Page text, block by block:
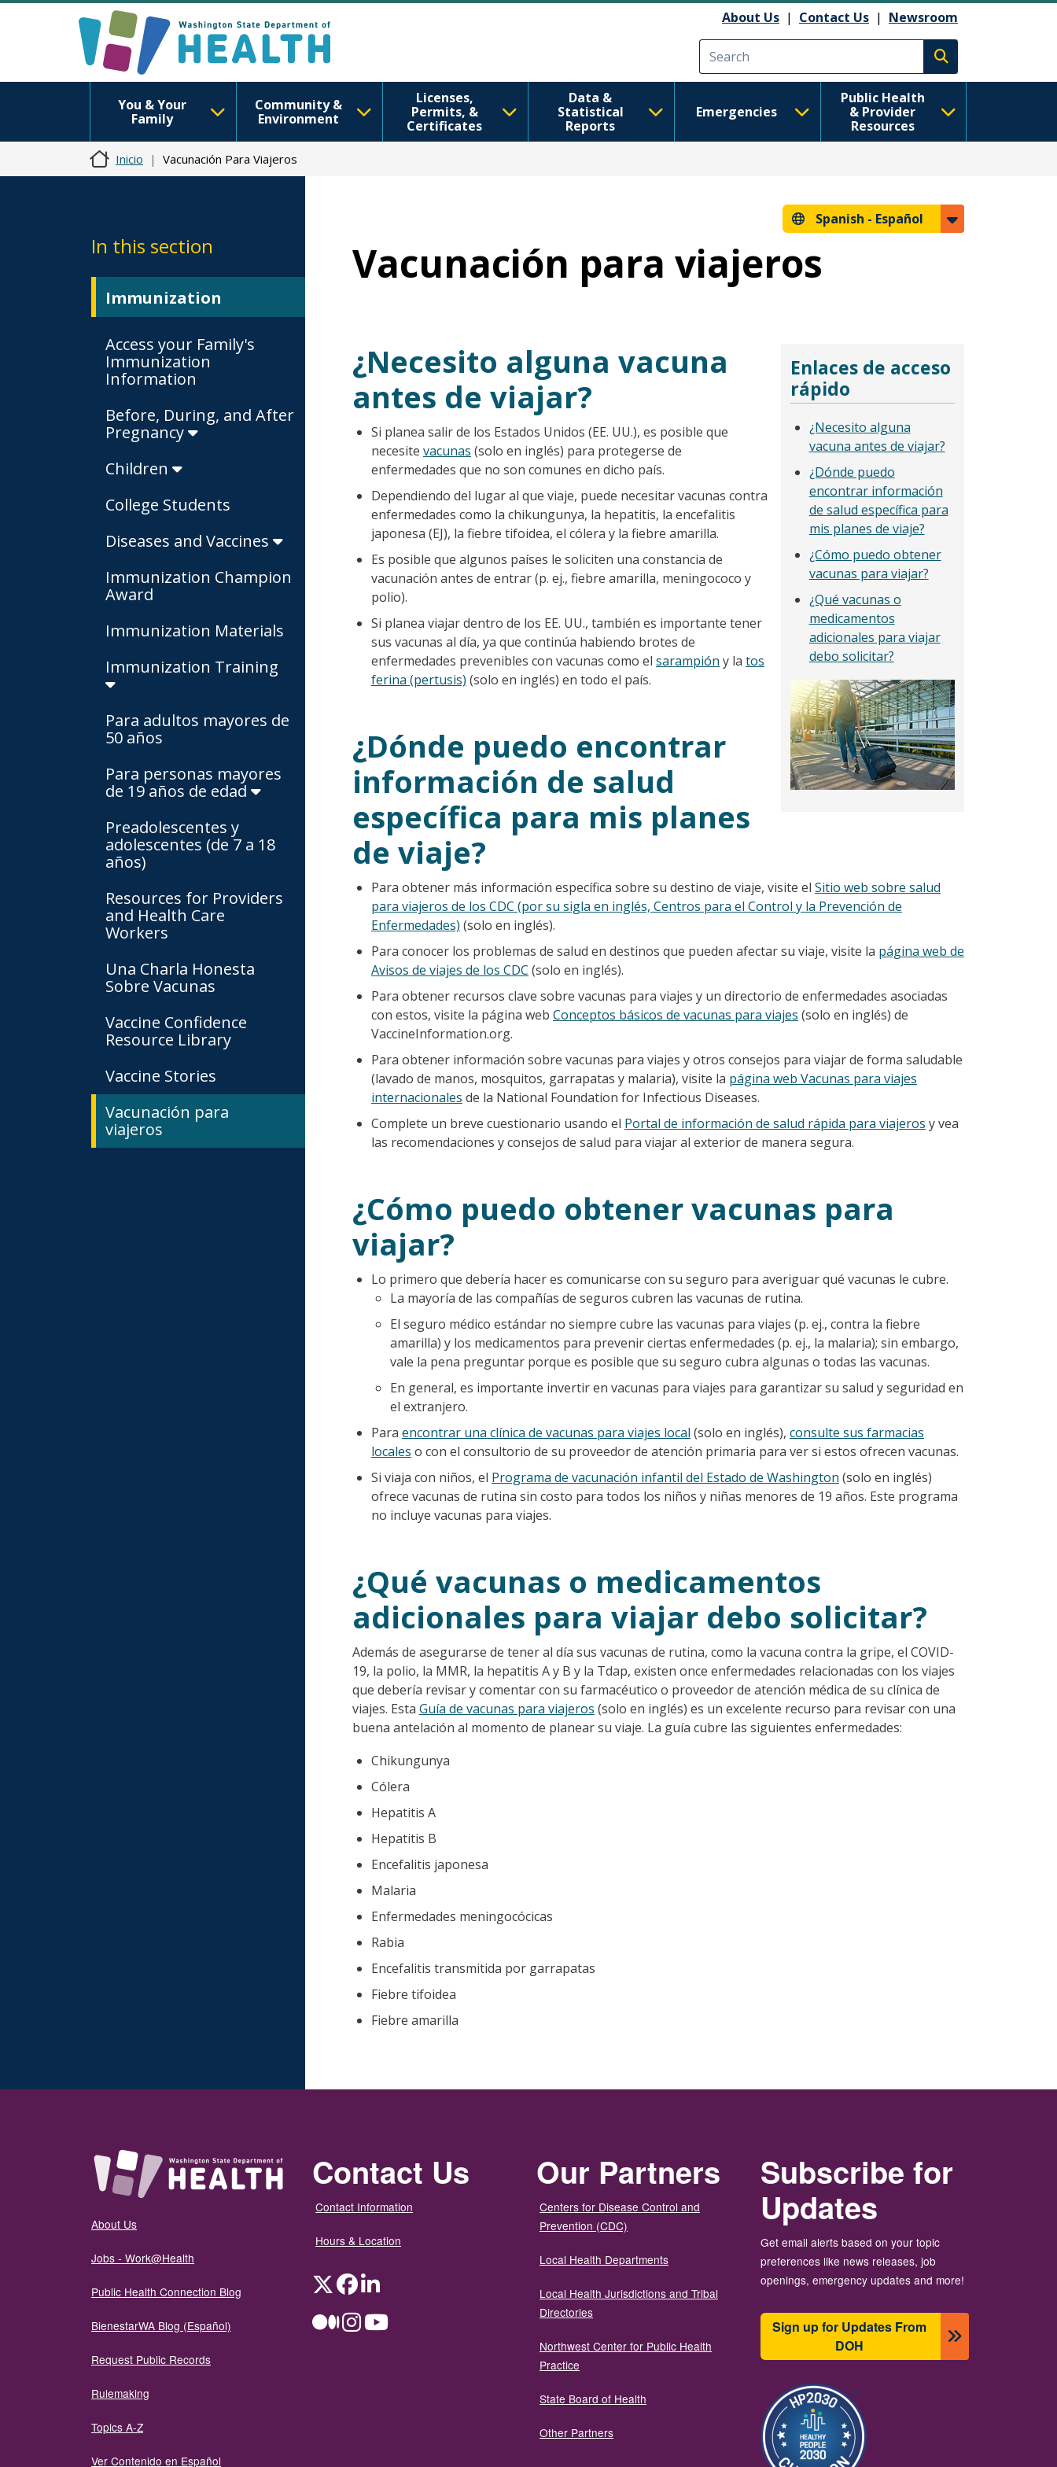
About Us | Contact Us | Newsroom
Execute search
You & Your
Family
Community &
Environment
Licenses,
Permits, &
Certificates
Data &
Statistical
Reports
Emergencies
Public Health
& Provider
Resources
Inicio Vacunación Para Viajeros
In this section
Immunization
Access your Family's
Immunization
Information
Before, During, and After
Pregnancy
Children
College Students
Diseases and Vaccines
Immunization Champion
Award
Immunization Materials
Immunization Training
Para adultos mayores de
50 años
Para personas mayores
de 19 años de edad
Preadolescentes y
adolescentes (de 7 a 18
años)
Resources for Providers
and Health Care
Workers
Una Charla Honesta
Sobre Vacunas
Vaccine Confidence
Resource Library
Vaccine Stories
Vacunación para
viajeros
Spanish - Español
Vacunación para viajeros
Enlaces de acceso
rápido
¿Necesito alguna
vacuna antes de viajar?
¿Dónde puedo
encontrar información
de salud específica para
mis planes de viaje?
¿Cómo puedo obtener
vacunas para viajar?
¿Qué vacunas o
medicamentos
adicionales para viajar
debo solicitar?
¿Necesito alguna vacuna
antes de viajar?
Si planea salir de los Estados Unidos (EE. UU.), es posible que
necesite vacunas (solo en inglés) para protegerse de
enfermedades que no son comunes en dicho país.
Dependiendo del lugar al que viaje, puede necesitar vacunas contra
enfermedades como la chikungunya, la hepatitis, la encefalitis
japonesa (EJ), la fiebre tifoidea, el cólera y la fiebre amarilla.
Es posible que algunos países le soliciten una constancia de
vacunación antes de entrar (p. ej., fiebre amarilla, meningococo y
polio).
Si planea viajar dentro de los EE. UU., también es importante tener
sus vacunas al día, ya que continúa habiendo brotes de
enfermedades prevenibles con vacunas como el sarampión y la tos
ferina (pertusis) (solo en inglés) en todo el país.
¿Dónde puedo encontrar
información de salud
específica para mis planes
de viaje?
Para obtener más información específica sobre su destino de viaje, visite el Sitio web sobre salud
para viajeros de los CDC (por su sigla en inglés, Centros para el Control y la Prevención de
Enfermedades) (solo en inglés).
Para conocer los problemas de salud en destinos que pueden afectar su viaje, visite la página web de
Avisos de viajes de los CDC (solo en inglés).
Para obtener recursos clave sobre vacunas para viajes y un directorio de enfermedades asociadas
con estos, visite la página web Conceptos básicos de vacunas para viajes (solo en inglés) de
VaccineInformation.org.
Para obtener información sobre vacunas para viajes y otros consejos para viajar de forma saludable
(lavado de manos, mosquitos, garrapatas y malaria), visite la página web Vacunas para viajes
internacionales de la National Foundation for Infectious Diseases.
Complete un breve cuestionario usando el Portal de información de salud rápida para viajeros y vea
las recomendaciones y consejos de salud para viajar al exterior de manera segura.
¿Cómo puedo obtener vacunas para
viajar?
Lo primero que debería hacer es comunicarse con su seguro para averiguar qué vacunas le cubre.
La mayoría de las compañías de seguros cubren las vacunas de rutina.
El seguro médico estándar no siempre cubre las vacunas para viajes (p. ej., contra la fiebre
amarilla) y los medicamentos para prevenir ciertas enfermedades (p. ej., la malaria); sin embargo,
vale la pena preguntar porque es posible que su seguro cubra algunas o todas las vacunas.
En general, es importante invertir en vacunas para viajes para garantizar su salud y seguridad en
el extranjero.
Para encontrar una clínica de vacunas para viajes local (solo en inglés), consulte sus farmacias
locales o con el consultorio de su proveedor de atención primaria para ver si estos ofrecen vacunas.
Si viaja con niños, el Programa de vacunación infantil del Estado de Washington (solo en inglés)
ofrece vacunas de rutina sin costo para todos los niños y niñas menores de 19 años. Este programa
no incluye vacunas para viajes.
¿Qué vacunas o medicamentos
adicionales para viajar debo solicitar?
Además de asegurarse de tener al día sus vacunas de rutina, como la vacuna contra la gripe, el COVID-
19, la polio, la MMR, la hepatitis A y B y la Tdap, existen once enfermedades relacionadas con los viajes
que debería revisar y comentar con su farmacéutico o proveedor de atención médica de su clínica de
viajes. Esta Guía de vacunas para viajeros (solo en inglés) es un excelente recurso para revisar con una
buena antelación al momento de planear su viaje. La guía cubre las siguientes enfermedades:
Chikungunya
Cólera
Hepatitis A
Hepatitis B
Encefalitis japonesa
Malaria
Enfermedades meningocócicas
Rabia
Encefalitis transmitida por garrapatas
Fiebre tifoidea
Fiebre amarilla
About Us
Jobs - Work@Health
Public Health Connection Blog
BienestarWA Blog (Español)
Request Public Records
Rulemaking
Topics A-Z
Ver Contenido en Español
Contact Us
Contact Information
Hours & Location
TwitterFacebookLinkedIn
MediumInstagramYouTube
Our Partners
Centers for Disease Control and
Prevention (CDC)
Local Health Departments
Local Health Jurisdictions and Tribal
Directories
Northwest Center for Public Health
Practice
State Board of Health
Other Partners
Subscribe for
Updates
Get email alerts based on your topic
preferences like news releases, job
openings, emergency updates and more!
Sign up for Updates From
DOH
Imagen